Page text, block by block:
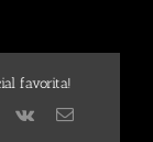
favorita!
Vk
Correo